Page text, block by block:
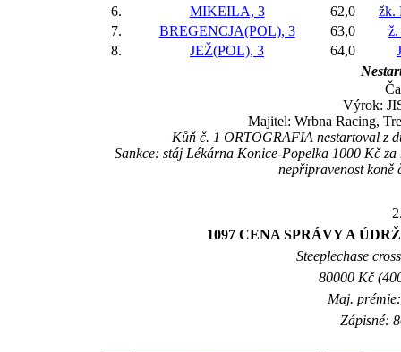
6.
MIKEILA, 3 62,0
žk.
7.
BREGENCJA(POL), 3 63,0
8.
JEŽ(POL), 3 64,0
Výrok:
Majitel: Wrbna Racing,
Kůň č. 1 ORTOGRAFIA nestartoval z
Sankce: stáj Lékárna Konice-Popelka 1000 Kč
nepřipravenost
1097 CENA SPRÁVY A
Steeplechase
80000 Kč
Maj.
Zápisné: